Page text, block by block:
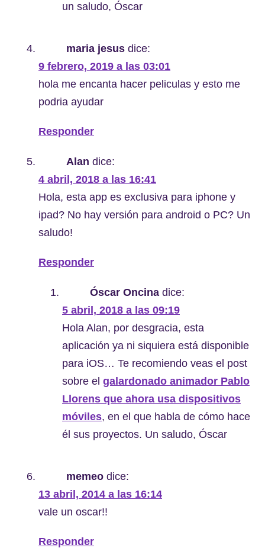
un saludo, Óscar
maria jesus dice:
9 febrero, 2019 a las 03:01
hola me encanta hacer peliculas y esto me
podria ayudar
Responder
Alan dice:
4 abril, 2018 a las 16:41
Hola, esta app es exclusiva para iphone y
ipad? No hay versión para android o PC? Un
saludo!
Responder
Óscar Oncina dice:
5 abril, 2018 a las 09:19
Hola Alan, por desgracia, esta
aplicación ya ni siquiera está disponible
para iOS… Te recomiendo veas el post
sobre el galardonado animador Pablo
Llorens que ahora usa dispositivos
móviles, en el que habla de cómo hace
él sus proyectos. Un saludo, Óscar
memeo dice:
13 abril, 2014 a las 16:14
vale un oscar!!
Responder